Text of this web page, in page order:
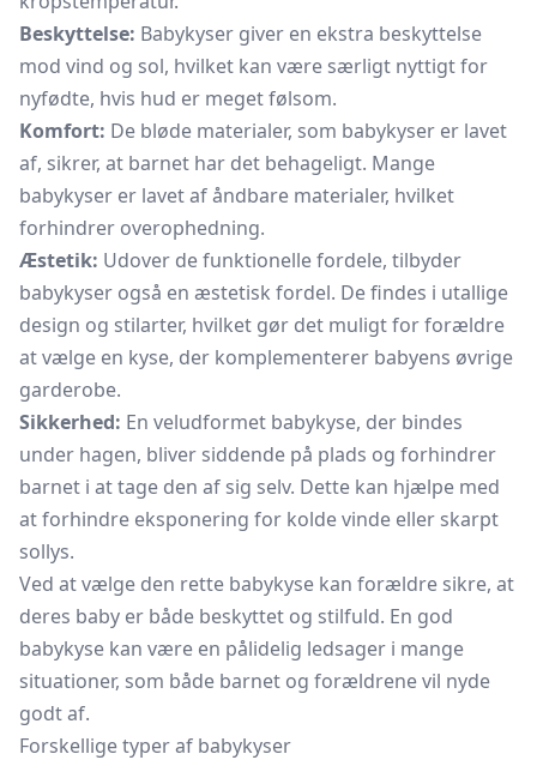
Beskyttelse: Babykyser giver en ekstra beskyttelse
mod vind og sol, hvilket kan være særligt nyttigt for
nyfødte, hvis hud er meget følsom.
Komfort: De bløde materialer, som babykyser er lavet
af, sikrer, at barnet har det behageligt. Mange
babykyser er lavet af åndbare materialer, hvilket
forhindrer overophedning.
Æstetik: Udover de funktionelle fordele, tilbyder
babykyser også en æstetisk fordel. De findes i utallige
design og stilarter, hvilket gør det muligt for forældre
at vælge en kyse, der komplementerer babyens øvrige
garderobe.
Sikkerhed: En veludformet babykyse, der bindes
under hagen, bliver siddende på plads og forhindrer
barnet i at tage den af sig selv. Dette kan hjælpe med
at forhindre eksponering for kolde vinde eller skarpt
sollys.
Ved at vælge den rette babykyse kan forældre sikre, at
deres baby er både beskyttet og stilfuld. En god
babykyse kan være en pålidelig ledsager i mange
situationer, som både barnet og forældrene vil nyde
godt af.
Forskellige typer af babykyser